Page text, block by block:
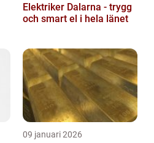
Elektriker Dalarna - trygg
och smart el i hela länet
09 januari 2026